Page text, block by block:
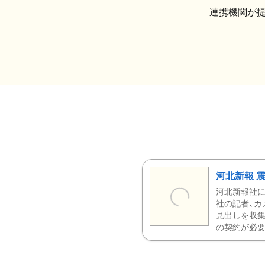
連携機関が
河北新報
河北新報社
社の記者、
見出しを収
の契約が必要